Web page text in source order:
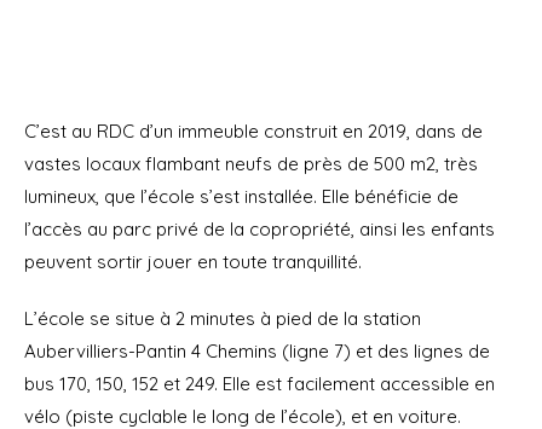
C’est au RDC d’un immeuble construit en 2019, dans de
vastes locaux flambant neufs de près de 500 m2, très
lumineux, que l’école s’est installée. Elle bénéficie de
l’accès au parc privé de la copropriété, ainsi les enfants
peuvent sortir jouer en toute tranquillité.
L’école se situe à 2 minutes à pied de la station
Aubervilliers-Pantin 4 Chemins (ligne 7) et des lignes de
bus 170, 150, 152 et 249. Elle est facilement accessible en
vélo (piste cyclable le long de l’école), et en voiture.